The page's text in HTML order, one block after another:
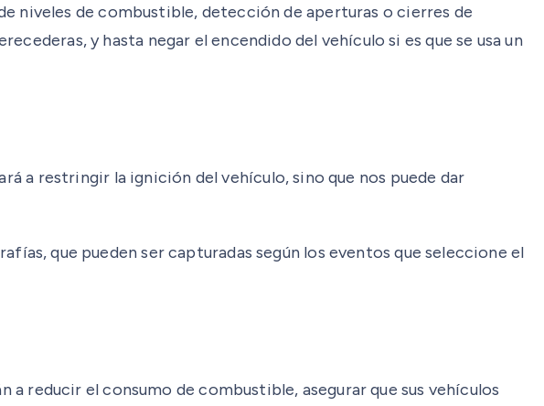
niveles de combustible, detección de aperturas o cierres de
y hasta negar el encendido del vehículo si es que se usa un
a restringir la ignición del vehículo, sino que nos puede dar
que pueden ser capturadas según los eventos que seleccione el
a reducir el consumo de combustible, asegurar que sus vehículos